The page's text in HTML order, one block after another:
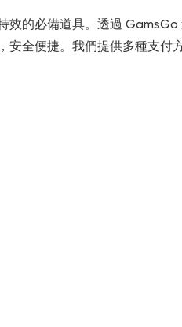
的必備道具。透過
全便捷。我們提供多種支付